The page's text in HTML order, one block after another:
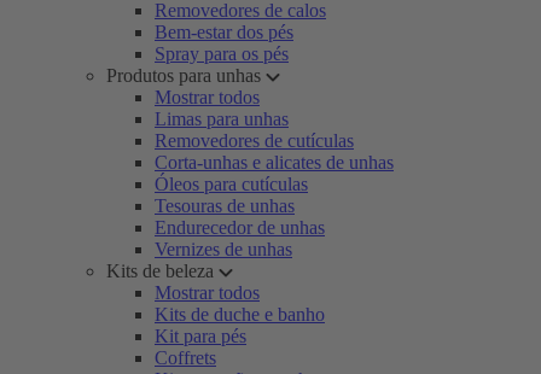
Removedores de calos
Bem-estar dos pés
Spray para os pés
Produtos para unhas
Mostrar todos
Limas para unhas
Removedores de cutículas
Corta-unhas e alicates de unhas
Óleos para cutículas
Tesouras de unhas
Endurecedor de unhas
Vernizes de unhas
Kits de beleza
Mostrar todos
Kits de duche e banho
Kit para pés
Coffrets